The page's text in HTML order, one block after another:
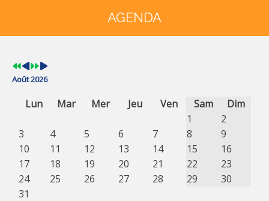
AGENDA
Août 2026
Lun Mar Mer Jeu Ven Sam
Dim
1
2
3
4 5 6 7 8
9
10
11 12 13 14 15
16
17
18 19 20 21 22
23
24
25 26 27 28 29
30
31